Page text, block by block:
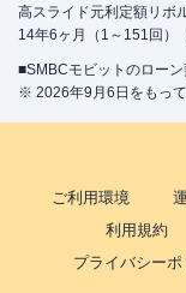
高スライド元利定額リボ
14年6ヶ月（1～151回）
■SMBCモビットのロー
※ 2026年9月6日をもって
ご利用環境
利用規約
プライバシーポ